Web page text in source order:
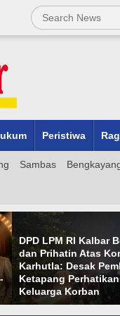
Peristiwa
Sambas
DPD LPM RI Kalbar
dan Prihatin Atas
Karhutla: Desak
Ketapang Perhatikan
Keluarga Korban